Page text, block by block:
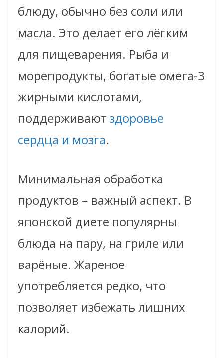
блюду, обычно без соли или
масла. Это делает его лёгким
для пищеварения. Рыба и
морепродукты, богатые омега-3
жирными кислотами,
поддерживают здоровье
сердца и мозга.
Минимальная обработка
продуктов – важный аспект. В
японской диете популярны
блюда на пару, на гриле или
варёные. Жареное
употребляется редко, что
позволяет избежать лишних
калорий.